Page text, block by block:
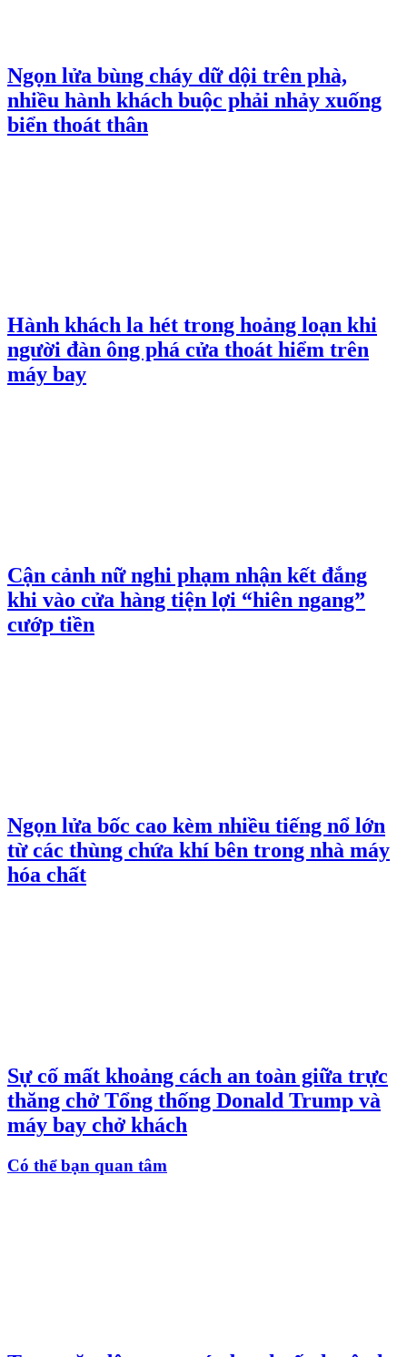
Ngọn lửa bùng cháy dữ dội trên phà,
nhiều hành khách buộc phải nhảy xuống
biển thoát thân
Hành khách la hét trong hoảng loạn khi
người đàn ông phá cửa thoát hiểm trên
máy bay
Cận cảnh nữ nghi phạm nhận kết đắng
khi vào cửa hàng tiện lợi “hiên ngang”
cướp tiền
Ngọn lửa bốc cao kèm nhiều tiếng nổ lớn
từ các thùng chứa khí bên trong nhà máy
hóa chất
Sự cố mất khoảng cách an toàn giữa trực
thăng chở Tổng thống Donald Trump và
máy bay chở khách
Có thể bạn quan tâm